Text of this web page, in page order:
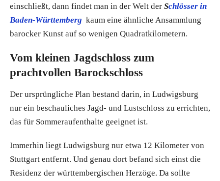
einschließt, dann findet man in der Welt der Schlösser in
Baden-Württemberg kaum eine ähnliche Ansammlung
barocker Kunst auf so wenigen Quadratkilometern.
Vom kleinen Jagdschloss zum
prachtvollen Barockschloss
Der ursprüngliche Plan bestand darin, in Ludwigsburg
nur ein beschauliches Jagd- und Lustschloss zu errichten,
das für Sommeraufenthalte geeignet ist.
Immerhin liegt Ludwigsburg nur etwa 12 Kilometer von
Stuttgart entfernt. Und genau dort befand sich einst die
Residenz der württembergischen Herzöge. Da sollte